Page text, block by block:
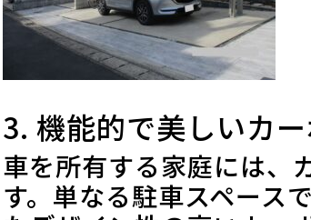
3. 機能的で美しいカ
車を所有する家庭には、
す。単なる駐車スペース